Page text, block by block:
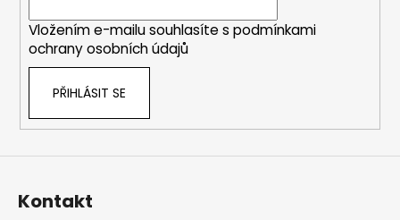
Vložením e-mailu souhlasíte s podmínkami
ochrany osobních údajů
PŘIHLÁSIT SE
Kontakt